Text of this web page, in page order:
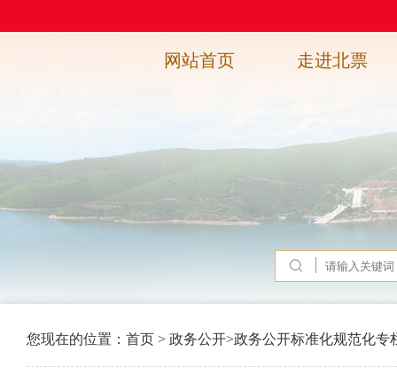
网站首页 走进北票
您现在的位置： 首页 > 政务公开>政务公开标准化规范化专